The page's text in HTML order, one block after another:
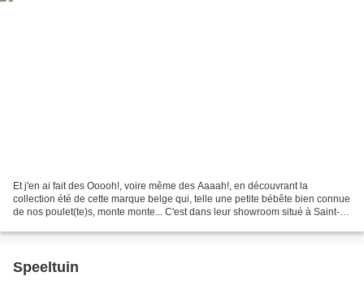
Et j'en ai fait des Ooooh!, voire même des Aaaah!, en découvrant la
collection été de cette marque belge qui, telle une petite bébête bien connue
de nos poulet(te)s, monte monte... C'est dans leur showroom situé à Saint-
Speeltuin